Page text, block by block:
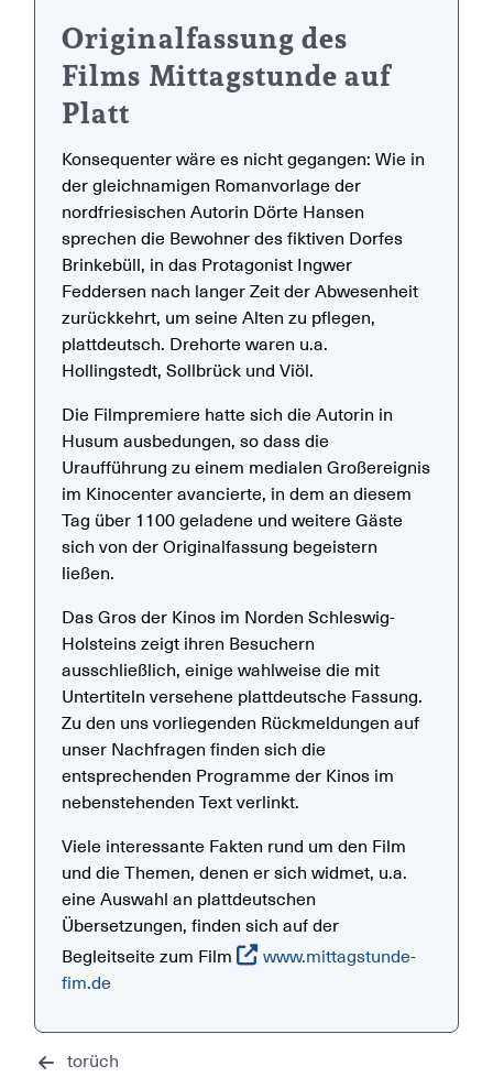
Originalfassung des
Films Mittagstunde auf
Platt
Konsequenter wäre es nicht gegangen: Wie in
der gleichnamigen Romanvorlage der
nordfriesischen Autorin Dörte Hansen
sprechen die Bewohner des fiktiven Dorfes
Brinkebüll, in das Protagonist Ingwer
Feddersen nach langer Zeit der Abwesenheit
zurückkehrt, um seine Alten zu pflegen,
plattdeutsch. Drehorte waren u.a.
Hollingstedt, Sollbrück und Viöl.
Die Filmpremiere hatte sich die Autorin in
Husum ausbedungen, so dass die
Uraufführung zu einem medialen Großereignis
im Kinocenter avancierte, in dem an diesem
Tag über 1100 geladene und weitere Gäste
sich von der Originalfassung begeistern
ließen.
Das Gros der Kinos im Norden Schleswig-
Holsteins zeigt ihren Besuchern
ausschließlich, einige wahlweise die mit
Untertiteln versehene plattdeutsche Fassung.
Zu den uns vorliegenden Rückmeldungen auf
unser Nachfragen finden sich die
entsprechenden Programme der Kinos im
nebenstehenden Text verlinkt.
Viele interessante Fakten rund um den Film
und die Themen, denen er sich widmet, u.a.
eine Auswahl an plattdeutschen
Übersetzungen, finden sich auf der
Begleitseite zum Film
www.mittagstunde-
fim.de
torüch